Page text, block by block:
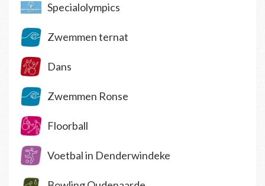
Specialolympics
Zwemmen ternat
Dans
Zwemmen Ronse
Floorball
Voetbal in Denderwindeke